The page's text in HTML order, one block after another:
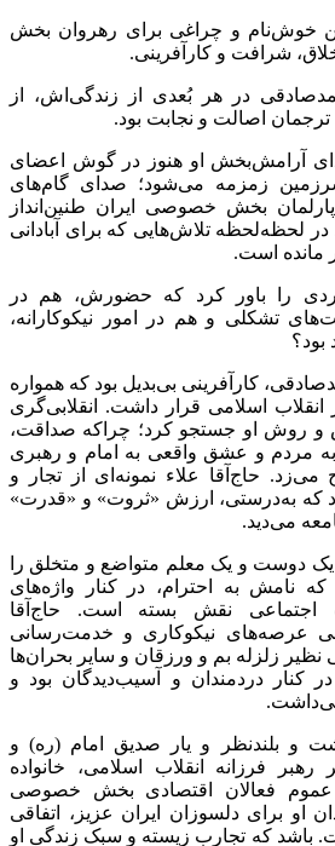
خوش‌نام و چراغی برای رهروان بخش
شرافت و کارآفرینی.
در هر بُعدی از زندگی‌اش، از
ترجمان اصالت و نجابت بود.
آرامش‌بخش او هنوز در گوش اعضای
سرزمین زمزمه می‌شود؛ صدای گام‌های
پارلمان بخش خصوصی ایران طنین‌انداز
لحظه‌لحظه تلاش‌هایی که برای آبادانی
مانده است.
را باور کرد که حضورش، هم در
تشکلی و هم در امور نیکوکارانه،
بود؟
کارآفرینی بی‌بدیل بود که همواره
اسلامی قرار داشت. انقلابی‌گری
روش او جستجو کرد؛ چراکه صداقت،
به مردم و عشق واقعی به امام و رهبری
می‌زد. حاج‌آقا علاء نمونه‌ای از تجار و
که به‌درستی، ارزش «ثروت» و «قدرت»
می‌دید.
یک دوست و یک معلم متواضع و متخلق را
نامش به احترام، در کنار واژه‌های
اجتماعی نقش بسته است. حاج‌آقا
عرصه‌های نیکوکاری و خدمت‌رسانی
زلزله بم و ورزقان و سایر بحران‌ها
کنار دردمندان و آسیب‌دیدگان بود و
و بلندنظر و یار صدیق امام (ره) و
فرزانه انقلاب اسلامی، خانواده
فعالان اقتصادی بخش خصوصی
او برای دلسوزان ایران عزیز، اتفاقی
باشد که تجارب زیسته و سبک زندگی او